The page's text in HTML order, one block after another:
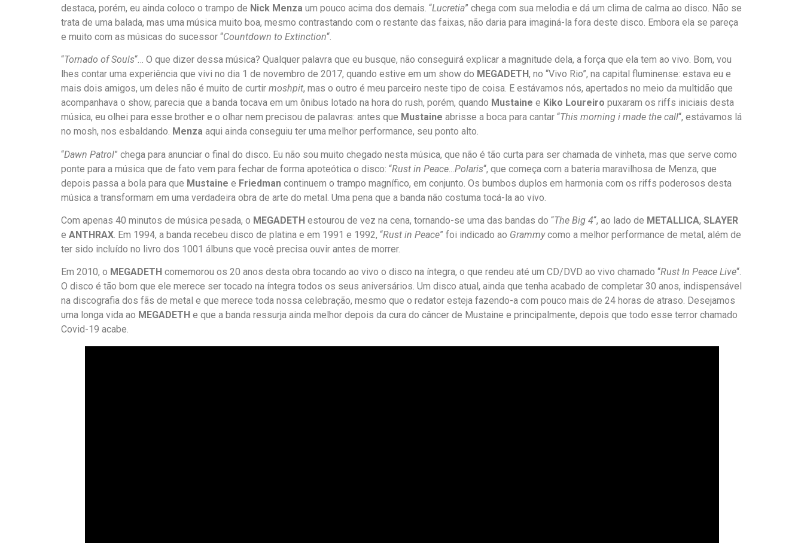
destaca, porém, eu ainda coloco o trampo de Nick Menza um pouco acima dos demais. “Lucretia” chega com sua melodia e dá um clima de calma ao disco. Não se
trata de uma balada, mas uma música muito boa, mesmo contrastando com o restante das faixas, não daria para imaginá-la fora deste disco. Embora ela se pareça
e muito com as músicas do sucessor “Countdown to Extinction“.
“Tornado of Souls“… O que dizer dessa música? Qualquer palavra que eu busque, não conseguirá explicar a magnitude dela, a força que ela tem ao vivo. Bom, vou
lhes contar uma experiência que vivi no dia 1 de novembro de 2017, quando estive em um show do MEGADETH, no “Vivo Rio”, na capital fluminense: estava eu e
mais dois amigos, um deles não é muito de curtir moshpit, mas o outro é meu parceiro neste tipo de coisa. E estávamos nós, apertados no meio da multidão que
acompanhava o show, parecia que a banda tocava em um ônibus lotado na hora do rush, porém, quando Mustaine e Kiko Loureiro puxaram os riffs iniciais desta
música, eu olhei para esse brother e o olhar nem precisou de palavras: antes que Mustaine abrisse a boca para cantar “This morning i made the call“, estávamos lá
no mosh, nos esbaldando. Menza aqui ainda conseguiu ter uma melhor performance, seu ponto alto.
“Dawn Patrol” chega para anunciar o final do disco. Eu não sou muito chegado nesta música, que não é tão curta para ser chamada de vinheta, mas que serve como
ponte para a música que de fato vem para fechar de forma apoteótica o disco: “Rust in Peace…Polaris“, que começa com a bateria maravilhosa de Menza, que
depois passa a bola para que Mustaine e Friedman continuem o trampo magnífico, em conjunto. Os bumbos duplos em harmonia com os riffs poderosos desta
música a transformam em uma verdadeira obra de arte do metal. Uma pena que a banda não costuma tocá-la ao vivo.
Com apenas 40 minutos de música pesada, o MEGADETH estourou de vez na cena, tornando-se uma das bandas do “The Big 4“, ao lado de METALLICA, SLAYER
e ANTHRAX. Em 1994, a banda recebeu disco de platina e em 1991 e 1992, “Rust in Peace” foi indicado ao Grammycomo a melhor performance de metal, além de
ter sido incluído no livro dos 1001 álbuns que você precisa ouvir antes de morrer.
Em 2010, o MEGADETH comemorou os 20 anos desta obra tocando ao vivo o disco na íntegra, o que rendeu até um CD/DVD ao vivo chamado “Rust In Peace Live“.
O disco é tão bom que ele merece ser tocado na íntegra todos os seus aniversários. Um disco atual, ainda que tenha acabado de completar 30 anos, indispensável
na discografia dos fãs de metal e que merece toda nossa celebração, mesmo que o redator esteja fazendo-a com pouco mais de 24 horas de atraso. Desejamos
uma longa vida ao MEGADETH e que a banda ressurja ainda melhor depois da cura do câncer de Mustaine e principalmente, depois que todo esse terror chamado
Covid-19 acabe.